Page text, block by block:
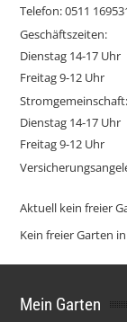
Telefon: 0511
Geschäftszeiten:
Dienstag 14-17 Uhr
Freitag 9-12 Uhr
Stromgemeinschaft:
Dienstag 14-17 Uhr
Freitag 9-12 Uhr
Aktuell kein freier
Kein freier Garten
Mein Garten